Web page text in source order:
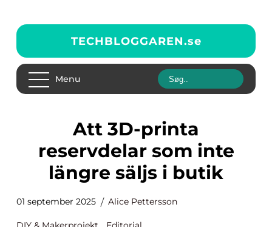
TECHBLOGGAREN.se
Menu
Att 3D-printa
reservdelar som inte
längre säljs i butik
01 september 2025 Alice Pettersson